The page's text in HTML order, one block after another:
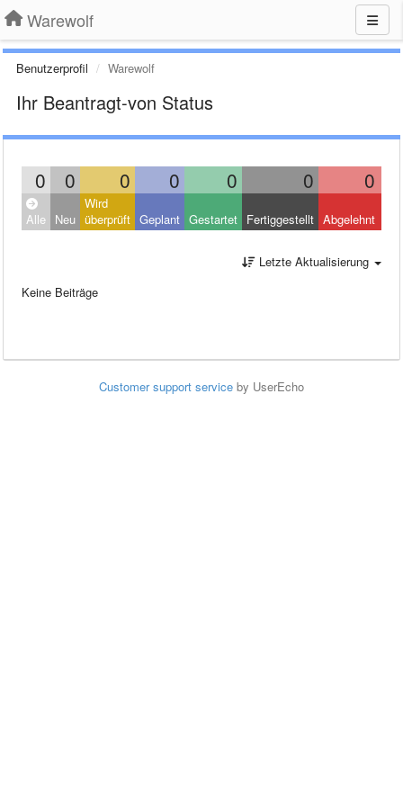
Warewolf
Benutzerprofil Warewolf
Ihr Beantragt-von Status
0 0 0 0 0 0 0
Alle Neu
Wird
überprüft Geplant Gestartet Fertiggestellt Abgelehnt
Letzte Aktualisierung
Keine Beiträge
Customer support service by UserEcho